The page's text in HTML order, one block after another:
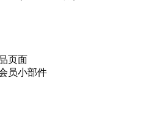
页面
员小部件